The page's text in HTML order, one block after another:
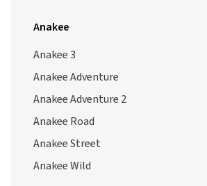
Anakee
Anakee 3
Anakee Adventure
Anakee Adventure 2
Anakee Road
Anakee Street
Anakee Wild